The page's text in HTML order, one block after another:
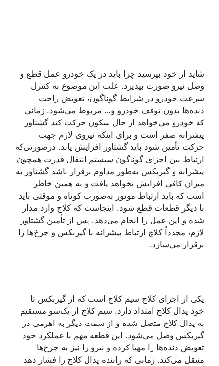
شاید از خود بپرسید چرا باید در یک خودرو عمل قطع و
وصل نیرو صورت بپذیرد. علت این موضوع به کنترل
سرعت خودرو در شرایط گوناگون، تعویض راحت
دنده‌ها بدون توقف خودرو و… مربوط می‌شود. زمانی
که خودرو می‌خواهد از حال سکون حرکت کند گشتاور
پیشرانه صفر است و برای اینکه نیروی لازم جهت
حرکت تأمین شود باید گشتاور افزایش یابد. درصورتی‌که
ارتباط بین اجزای گوناگون سیستم انتقال قدرت همچون
پیشرانه و گیربکس به‌طور مداوم برقرار باشد گشتاور به
میزان کافی افزایش نخواهد یافت و به همین خاطر
است که باید ارتباط موتور به‌صورت کوتاه و موقتی باید
با دیگر قطعات قطع شود. اینجاست که کلاچ وارد مدار
شده و این عمل را انجام می‌دهد. پس از تأمین گشتاور
لازم، مجدداً کلاچ ارتباط پیشرانه با گیربکس و چرخ‌ها را
برقرار می‌سازد.
یکی از اجزای کلاچ سیم کلاچ است که از گیربکس تا
خود پدال کلاچ امتداد دارد. سیم کلاچ از یک‌سو مستقیم
به پدال کلاچ متصل شده و از سمت دیگر به اهرمی در
گیربکس وصل می‌شود. این قطعه مهم با عملکرد خود
تعویض دنده‌ها را مهیا کرده و نیرو را نیز به چرخ‌ها
منتقل می‌کند. زمانی که راننده پدال کلاچ را فشار دهد